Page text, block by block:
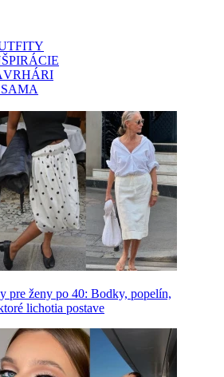
pre ženy po 40: Bodky, popelín,
lichotia postave